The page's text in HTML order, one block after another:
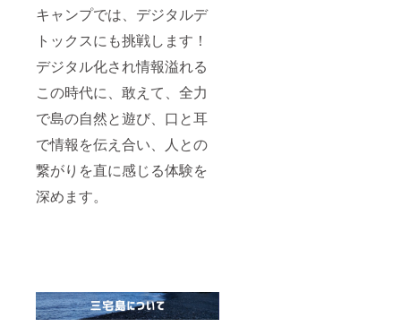
キャンプでは、デジタルデ
トックスにも挑戦します！
デジタル化され情報溢れる
この時代に、敢えて、全力
で島の自然と遊び、口と耳
で情報を伝え合い、人との
繋がりを直に感じる体験を
深めます。